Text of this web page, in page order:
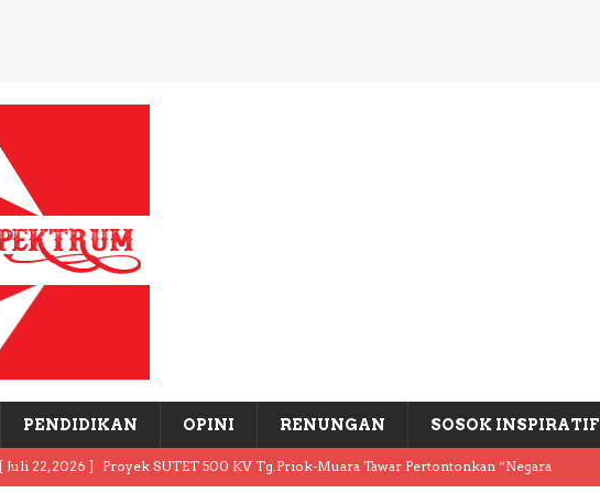
PENDIDIKAN OPINI RENUNGAN SOSOK INSPIRATIF
[ Juli 22, 2026 ] Proyek SUTET 500 KV Tg.Priok-Muara Tawar Pertontonkan “Negara